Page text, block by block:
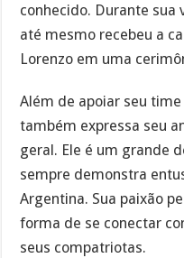
conhecido. Durante sua
até mesmo recebeu a
Lorenzo em uma
Além de apoiar seu
também expressa seu
geral. Ele é um grande
sempre demonstra
Argentina. Sua paixão
forma de se conectar
seus compatriotas.